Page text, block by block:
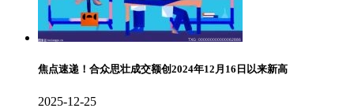
焦点速递！合众思壮成交额创2024年12月16日以来新高
2025-12-25